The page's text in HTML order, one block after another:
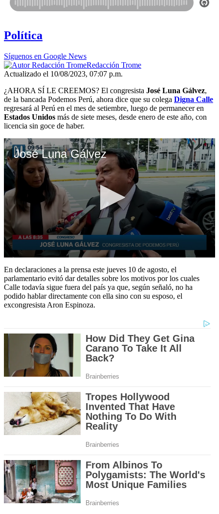
Política
Síguenos en Google News
Redacción Trome
Actualizado el 10/08/2023, 07:07 p.m.
¿AHORA SÍ LE CREEMOS? El congresista José Luna Gálvez,
de la bancada Podemos Perú, ahora dice que su colega Digna Calle
regresará al Perú en el mes de setiembre, luego de permanecer en
Estados Unidos más de siete meses, desde enero de este año, con
licencia sin goce de haber.
José Luna Gálvez
seconds
of
3
minutes,
0
En declaraciones a la prensa este jueves 10 de agosto, el
parlamentario evitó dar detalles sobre los motivos por los cuales
Calle todavía sigue fuera del país ya que, según señaló, no ha
podido hablar directamente con ella sino con su esposo, el
excongresista Aron Espinoza.